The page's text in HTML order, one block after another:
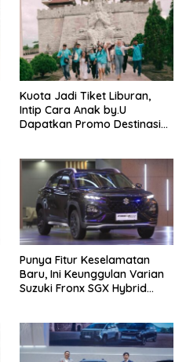
Kuota Jadi Tiket Liburan,
Intip Cara Anak by.U
Dapatkan Promo Destinasi
Punya Fitur Keselamatan
Baru, Ini Keunggulan Varian
Suzuki Fronx SGX Hybrid